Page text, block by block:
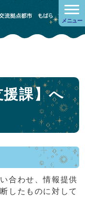
メニュー
援課】へ
合わせ、情報提供
したものに対して